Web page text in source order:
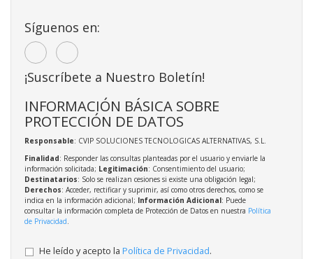
Síguenos en:
¡Suscríbete a Nuestro Boletín!
INFORMACIÓN BÁSICA SOBRE
PROTECCIÓN DE DATOS
Responsable: CVIP SOLUCIONES TECNOLOGICAS ALTERNATIVAS, S.L.
Finalidad: Responder las consultas planteadas por el usuario y enviarle la
información solicitada; Legitimación: Consentimiento del usuario;
Destinatarios: Solo se realizan cesiones si existe una obligación legal;
Derechos: Acceder, rectificar y suprimir, así como otros derechos, como se
indica en la información adicional; Información Adicional: Puede
consultar la información completa de Protección de Datos en nuestra Política
de Privacidad
He leído y acepto la Política de Privacidad.